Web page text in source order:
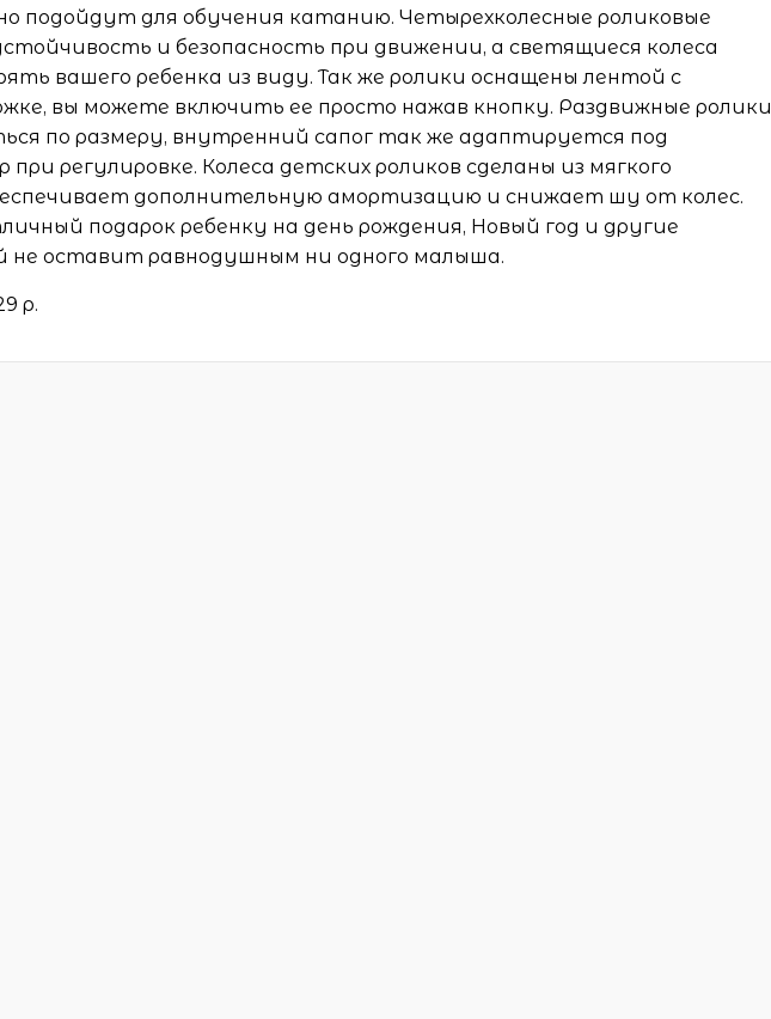
подойдут для обучения катанию. Четырехколесные роликовые
и безопасность при движении, а светящиеся колеса
вашего ребенка из виду. Так же ролики оснащены лентой с
вы можете включить ее просто нажав кнопку. Раздвижные ролики
по размеру, внутренний сапог так же адаптируется под
при регулировке. Колеса детских роликов сделаны из мягкого
дополнительную амортизацию и снижает шу от колес.
подарок ребенку на день рождения, Новый год и другие
не оставит равнодушным ни одного малыша.
р.